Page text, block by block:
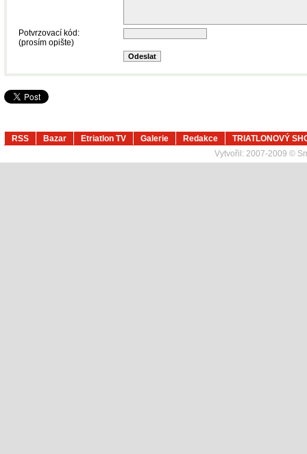
Potvrzovací kód:
(prosím opište)
RSS Bazar Etriatlon TV Galerie Redakce
TRIATLONOVÝ
Vytvořil: 2007-2009 ©